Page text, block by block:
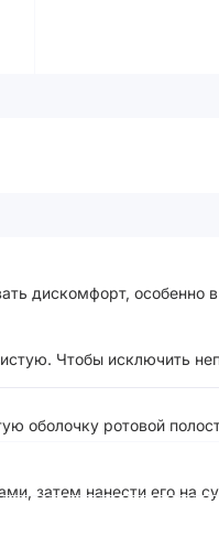
дискомфорт, особенно
Чтобы исключить
оболочку ротовой
затем нанести его на